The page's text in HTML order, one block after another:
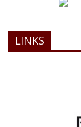
LINKS